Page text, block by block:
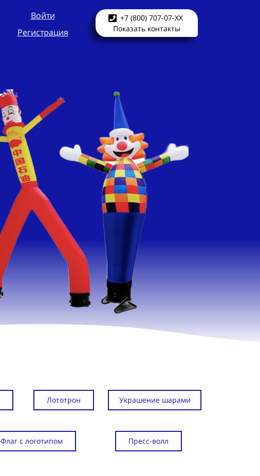
Войти
Регистрация
+7 (800) 707-07-XX
Показать контакты
Лототрон Украшение шарами
Флаг с логотипом Пресс-волл